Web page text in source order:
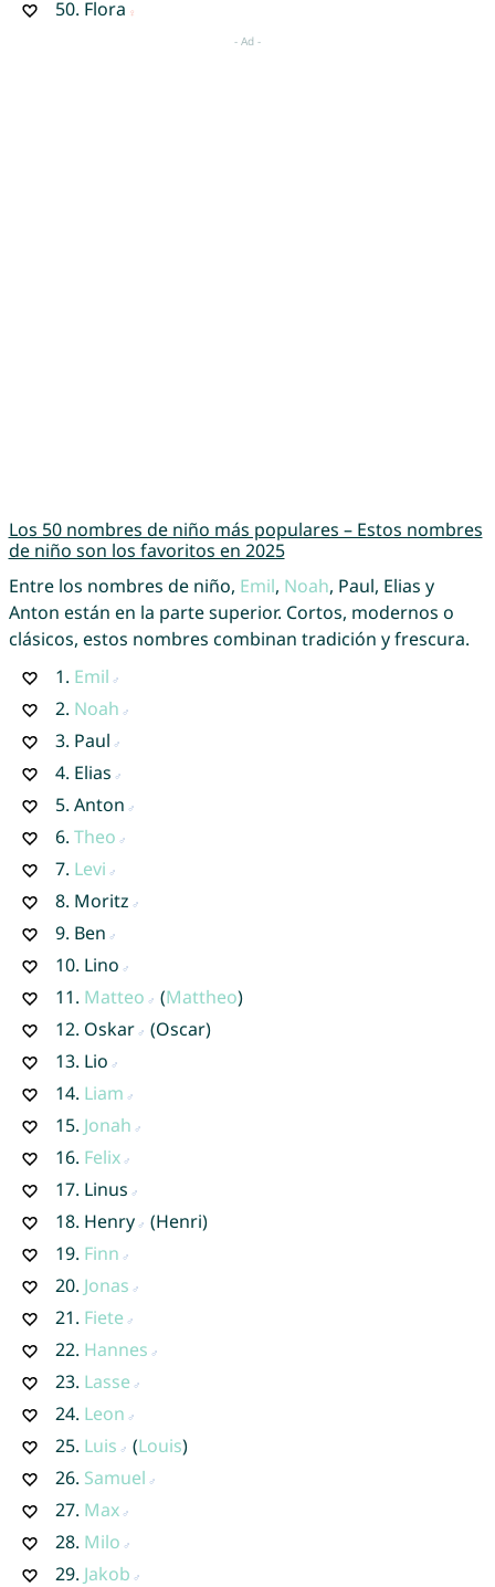
50. Flora
Los 50 nombres de niño más populares – Estos nombres
de niño son los favoritos en 2025
Entre los nombres de niño, Emil, Noah, Paul, Elias y
Anton están en la parte superior. Cortos, modernos o
clásicos, estos nombres combinan tradición y frescura.
1. Emil
2. Noah
3. Paul
4. Elias
5. Anton
6. Theo
7. Levi
8. Moritz
9. Ben
10. Lino
11. Matteo (Mattheo)
12. Oskar
(Oscar)
13. Lio
14. Liam
15. Jonah
16. Felix
17. Linus
18. Henry
(Henri)
19. Finn
20. Jonas
21. Fiete
22. Hannes
23. Lasse
24. Leon
25. Luis (Louis)
26. Samuel
27. Max
28. Milo
29. Jakob